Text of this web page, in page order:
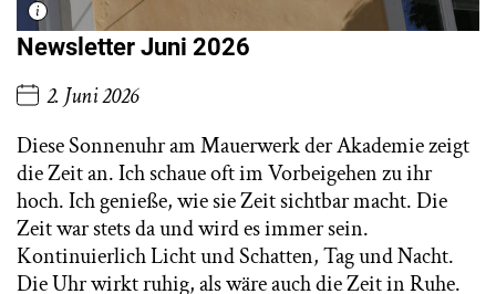
Newsletter Juni 2026
2. Juni 2026
Diese Sonnenuhr am Mauerwerk der Akademie zeigt
die Zeit an. Ich schaue oft im Vorbeigehen zu ihr
hoch. Ich genieße, wie sie Zeit sichtbar macht. Die
Zeit war stets da und wird es immer sein.
Kontinuierlich Licht und Schatten, Tag und Nacht.
Die Uhr wirkt ruhig, als wäre auch die Zeit in Ruhe.